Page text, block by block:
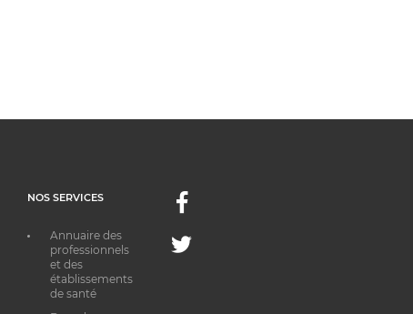
NOS SERVICES
Annuaire des
professionnels
et des
établissements
de santé
Facebook
Twitter